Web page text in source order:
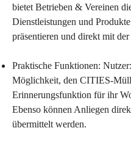
bietet Betrieben & Vereinen
Dienstleistungen und
präsentieren und direkt mit
Praktische Funktionen:
Möglichkeit, den CITIES-
Erinnerungsfunktion für ihr
Ebenso können Anliegen
übermittelt werden.